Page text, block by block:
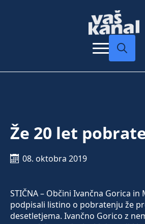
Že 20 let
08. oktobra 2019
STIČNA – Občini Ivančna Gorica
podpisali listino o pobratenju že
desetletjema. Ivančno Gorico z